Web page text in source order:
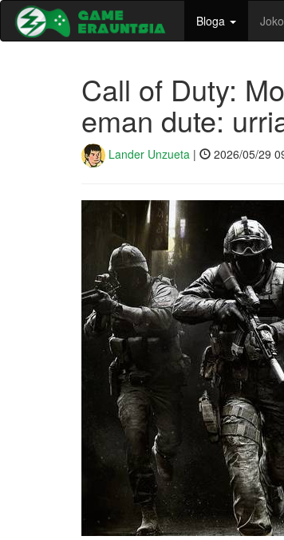
Bloga
Call of Duty:
eman dute:
Lander Unzueta | 2026/05/29